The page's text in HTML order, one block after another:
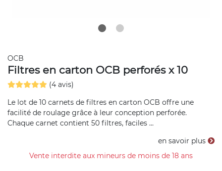
OCB
Filtres en carton OCB perforés x 10
(4 avis)
Le lot de 10 carnets de filtres en carton OCB offre une
facilité de roulage grâce à leur conception perforée.
Chaque carnet contient 50 filtres, faciles ...
en savoir plus
Vente interdite aux mineurs de moins de 18 ans